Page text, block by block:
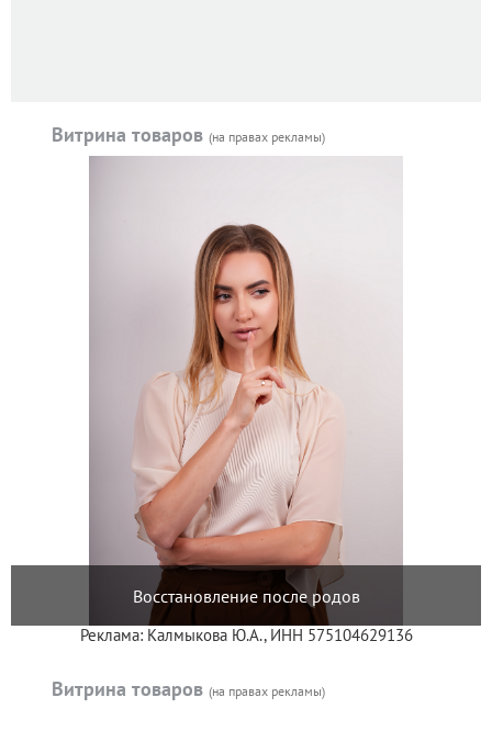
Витрина товаров (на правах рекламы)
Восстановление после родов
Реклама: Калмыкова Ю.А., ИНН 575104629136
Витрина товаров (на правах рекламы)